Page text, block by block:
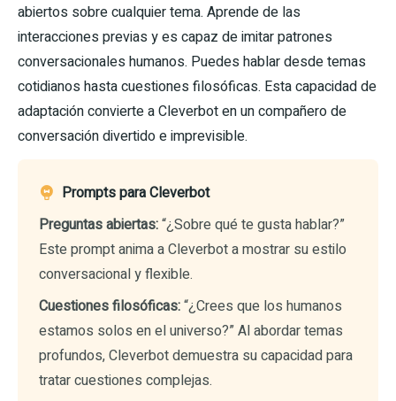
abiertos sobre cualquier tema. Aprende de las
interacciones previas y es capaz de imitar patrones
conversacionales humanos. Puedes hablar desde temas
cotidianos hasta cuestiones filosóficas. Esta capacidad de
adaptación convierte a Cleverbot en un compañero de
conversación divertido e imprevisible.
Prompts para Cleverbot
Preguntas abiertas:“¿Sobre qué te gusta hablar?”
Este prompt anima a Cleverbot a mostrar su estilo
conversacional y flexible.
Cuestiones filosóficas:“¿Crees que los humanos
estamos solos en el universo?” Al abordar temas
profundos, Cleverbot demuestra su capacidad para
tratar cuestiones complejas.